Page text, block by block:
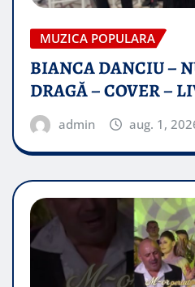
MUZICA POPULARA
BIANCA DANCIU –
DRAGĂ – COVER –
admin aug. 1,